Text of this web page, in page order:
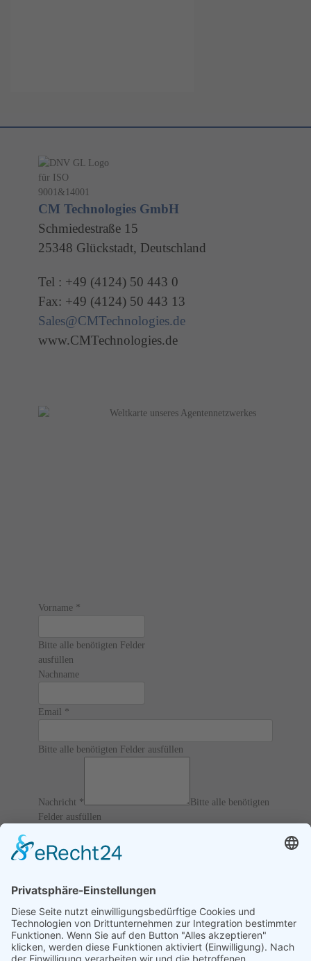
CM Technologies GmbH
Schmiedestraße 15
25348 Glückstadt, Deutschland
Tel : +49 (4124) 50 443 0
Fax: +49 (4124) 50 443 13
Sales@CMTechnologies.de
www.CMTechnologies.de
Vorname *
Bitte alle benötigten Felder
ausfüllen
Nachname
Email *
Bitte alle benötigten Felder ausfüllen
Nachricht *
Bitte alle benötigten
Felder ausfüllen
Ich akzeptiere die AGBs
ich die Informationen verbunden mit den
GDPR gelesen habe.